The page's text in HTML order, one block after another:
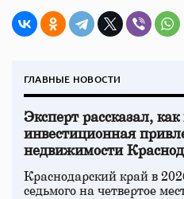
ГЛАВНЫЕ НОВОСТИ
Эксперт рассказал,
инвестиционная
недвижимости
Краснодарский край в
седьмого на четвертое